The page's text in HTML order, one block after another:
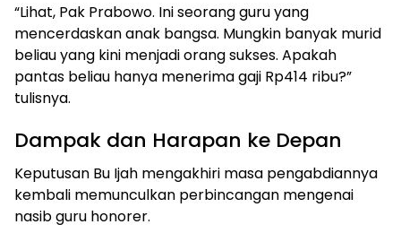
“Lihat, Pak Prabowo. Ini seorang guru yang
mencerdaskan anak bangsa. Mungkin banyak murid
beliau yang kini menjadi orang sukses. Apakah
pantas beliau hanya menerima gaji Rp414 ribu?”
tulisnya.
Dampak dan Harapan ke Depan
Keputusan Bu Ijah mengakhiri masa pengabdiannya
kembali memunculkan perbincangan mengenai
nasib guru honorer.